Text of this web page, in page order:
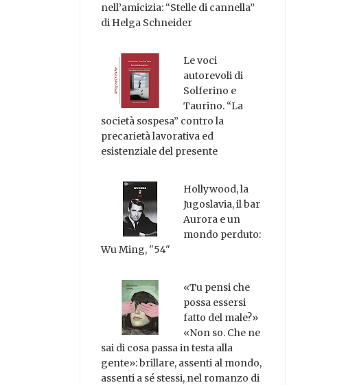
nell’amicizia: “Stelle di cannella”
di Helga Schneider
Le voci
autorevoli di
Solferino e
Taurino. “La
società sospesa” contro la
precarietà lavorativa ed
esistenziale del presente
Hollywood, la
Jugoslavia, il bar
Aurora e un
mondo perduto:
Wu Ming, "54"
«Tu pensi che
possa essersi
fatto del male?»
«Non so. Che ne
sai di cosa passa in testa alla
gente»: brillare, assenti al mondo,
assenti a sé stessi, nel romanzo di